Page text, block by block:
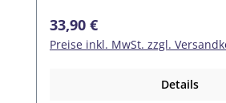
transportiert werden. Maße: 30x18 mm
Kunststoff Nahteil-Segmente
Aufbewahrungsetui Für
Regulärer Preis:
33,90 €
Preise inkl. MwSt. zzgl.
Details